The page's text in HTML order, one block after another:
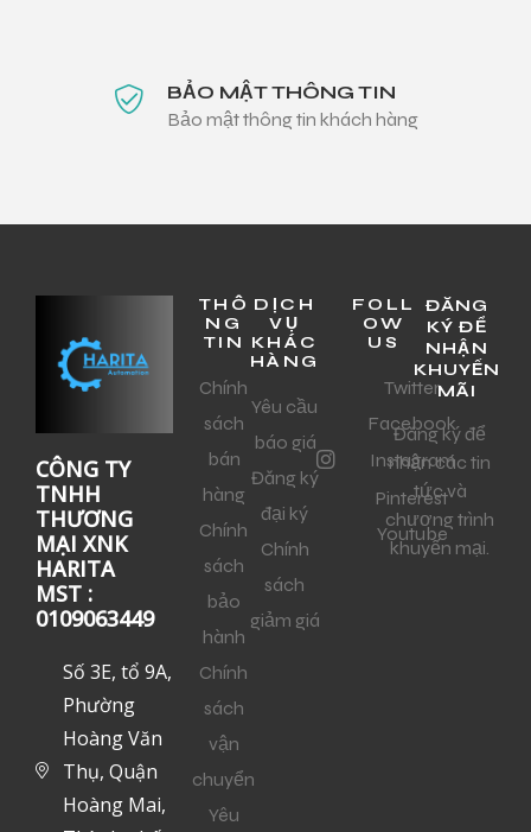
BẢO MẬT THÔNG TIN
Bảo mật thông tin khách hàng
CÔNG TY
TNHH
THƯƠNG
MẠI XNK
HARITA
MST :
0109063449
Số 3E, tổ 9A,
Phường
Hoàng Văn
Thụ, Quận
Hoàng Mai,
THÔ
NG
TIN
Chính
sách
bán
hàng
Chính
sách
bảo
hành
Chính
sách
vận
chuyển
Yêu
DỊCH
VỤ
KHÁC
HÀNG
Yêu cầu
báo giá
Đăng ký
đại ký
Chính
sách
giảm giá
FOLL
OW
US
Twitter
Facebook
Instagram
Pinterest
Youtube
ĐĂNG
KÝ ĐỂ
NHẬN
KHUYẾN
MÃI
Đăng ký để
nhận các tin
tức và
chương trình
khuyến mại.